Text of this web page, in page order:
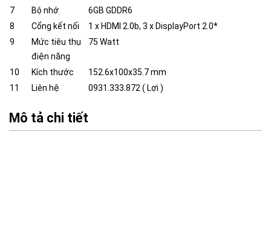
7 Bộ nhớ
6GB GDDR6
8
Cổng kết nối
1 x HDMI 2.0b, 3 x DisplayPort 2.0*
9
Mức tiêu thụ
điện năng
75 Watt
10 Kích thước
152.6x100x35.7 mm
11
Liên hệ 0931.333.872 ( Lợi )
Mô tả chi tiết